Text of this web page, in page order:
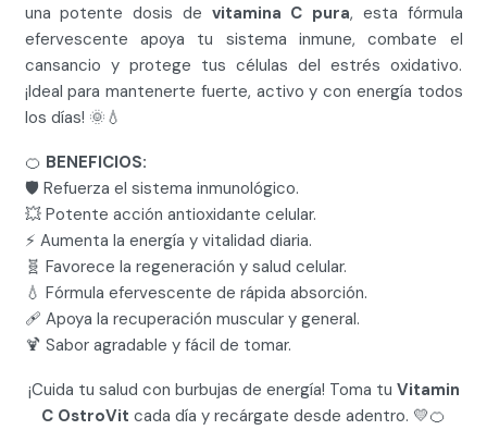
una potente dosis de vitamina C pura, esta fórmula
efervescente apoya tu sistema inmune, combate el
cansancio y protege tus células del estrés oxidativo.
¡Ideal para mantenerte fuerte, activo y con energía todos
los días! 🌞💧
🍊 BENEFICIOS:
🛡️ Refuerza el sistema inmunológico.
💥 Potente acción antioxidante celular.
⚡ Aumenta la energía y vitalidad diaria.
🧬 Favorece la regeneración y salud celular.
💧 Fórmula efervescente de rápida absorción.
🩹 Apoya la recuperación muscular y general.
🍹 Sabor agradable y fácil de tomar.
¡Cuida tu salud con burbujas de energía! Toma tu Vitamin
C OstroVit cada día y recárgate desde adentro. 💛🍊